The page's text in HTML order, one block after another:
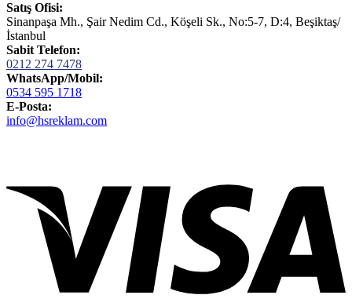
Satış Ofisi:
Sinanpaşa Mh., Şair Nedim Cd., Köşeli Sk., No:5-7, D:4, Beşiktaş/
İstanbul
Sabit Telefon:
0212 274 7478
WhatsApp/Mobil:
0534 595 1718
E-Posta:
info@hsreklam.com